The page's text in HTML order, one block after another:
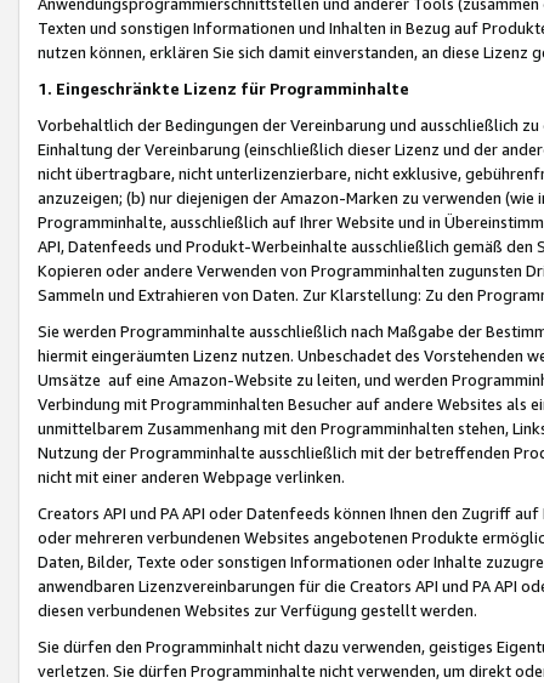
Texten und sonstigen Informationen und Inhalten in Bezug auf
nutzen können, erklären Sie sich damit einverstanden, an diese Lizenz
1. Eingeschränkte Lizenz für Programminhalte
Vorbehaltlich der Bedingungen der Vereinbarung und ausschließlich
Einhaltung der Vereinbarung (einschließlich dieser Lizenz und der
nicht übertragbare, nicht unterlizenzierbare, nicht exklusive,
anzuzeigen; (b) nur diejenigen der Amazon-Marken zu verwenden
Programminhalte, ausschließlich auf Ihrer Website und in
API, Datenfeeds und Produkt-Werbeinhalte ausschließlich gemäß
Kopieren oder andere Verwenden von Programminhalten zugunsten
Sammeln und Extrahieren von Daten. Zur Klarstellung: Zu den
Sie werden Programminhalte ausschließlich nach Maßgabe der
hiermit eingeräumten Lizenz nutzen. Unbeschadet des Vorstehenden
Umsätze auf eine Amazon-Website zu leiten, und werden
Verbindung mit Programminhalten Besucher auf andere Websites als
unmittelbarem Zusammenhang mit den Programminhalten stehen,
Nutzung der Programminhalte ausschließlich mit der betreffenden
nicht mit einer anderen Webpage verlinken.
Creators API und PA API oder Datenfeeds können Ihnen den Zugriff
oder mehreren verbundenen Websites angebotenen Produkte
Daten, Bilder, Texte oder sonstigen Informationen oder Inhalte
anwendbaren Lizenzvereinbarungen für die Creators API und PA API
diesen verbundenen Websites zur Verfügung gestellt werden.
Sie dürfen den Programminhalt nicht dazu verwenden, geistiges
verletzen. Sie dürfen Programminhalte nicht verwenden, um direkt